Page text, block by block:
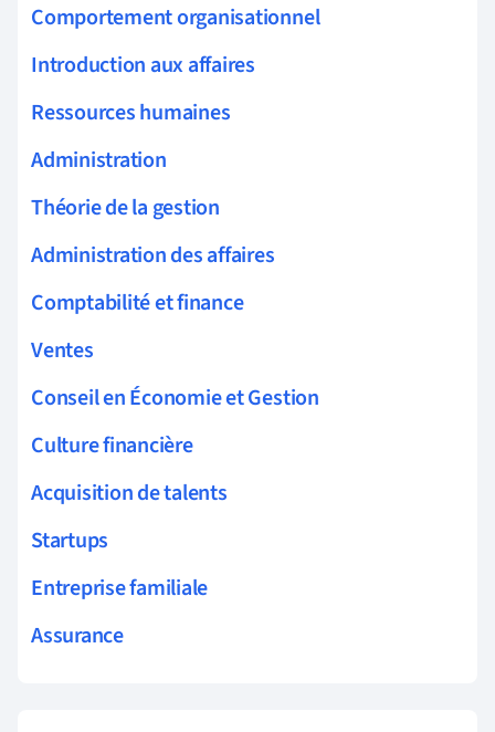
Comportement organisationnel
Introduction aux affaires
Ressources humaines
Administration
Théorie de la gestion
Administration des affaires
Comptabilité et finance
Ventes
Conseil en Économie et Gestion
Culture financière
Acquisition de talents
Startups
Entreprise familiale
Assurance